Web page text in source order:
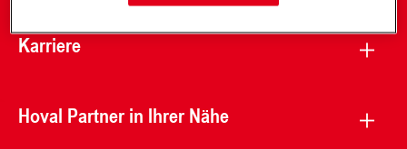
Karriere
Hoval Partner in Ihrer Nähe